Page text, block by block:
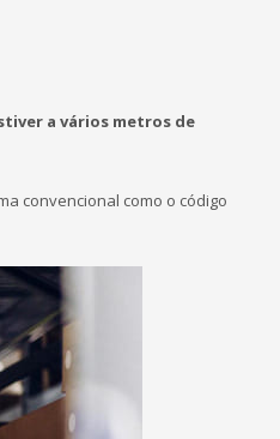
a vários metros de
convencional como o código